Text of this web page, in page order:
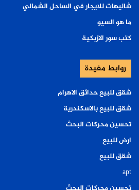
شاليهات للايجار في الساحل الشمالي
ما هو السيو
كتب سور الازبكية
روابط مفيدة
شقق للبيع حدائق الاهرام
شقق للبيع بالاسكندرية
تحسين محركات البحث
ارض للبيع
شقق للبيع
apt